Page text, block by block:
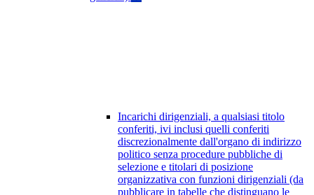
Incarichi dirigenziali, a qualsiasi titolo
conferiti, ivi inclusi quelli conferiti
discrezionalmente dall'organo di indirizzo
politico senza procedure pubbliche di
selezione e titolari di posizione
organizzativa con funzioni dirigenziali (da
pubblicare in tabelle che distinguano le